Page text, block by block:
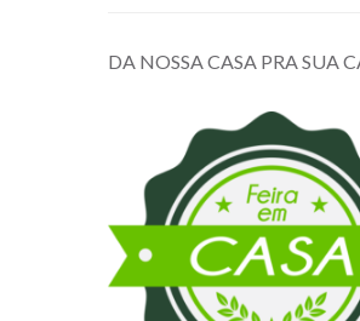
DA NOSSA CASA PRA SUA